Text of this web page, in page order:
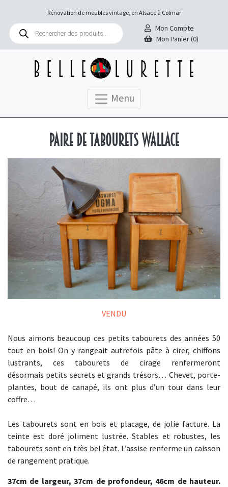
Rénovation de meubles vintage, en Alsace à Colmar
Recherche
produits
Mon Compte
Mon Panier (0)
Menu
Paire de tabourets Wallace
VENDU
Nous aimons beaucoup ces petits tabourets des années 50
tout en bois! On y rangeait autrefois pâte à cirer, chiffons
lustrants, ces tabourets de cirage renfermeront
désormais petits secrets et grands trésors… Chevet, porte-
plantes, bout de canapé, ils ont plus d’un tour dans leur
coffre…
Les tabourets sont en bois et placage, de jolie facture. La
teinte est doré joliment lustrée. Stables et robustes, les
tabourets sont en très bel état. L’assise renferme un caisson
de rangement pratique.
37cm de largeur, 37cm de profondeur, 46cm de hauteur.